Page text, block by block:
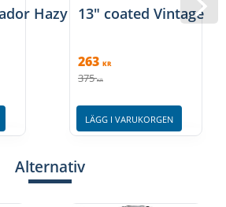
Hazy 14" Sejarskinn
13" coated Vintage
263 KR
375 KR
LÄGG I VARUKORGEN
Alternativ